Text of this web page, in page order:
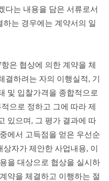
다는 내용을 담은 서류로서
는 경우에는 계약서의 일
은 협상에 의한 계약을 체
결하려는 자의 이행실적, 기
및 입찰가격을 종합적으로
으로 정하고 그에 따라 제
있으며, 그 평가 결과에 따
에서 고득점을 얻은 우선순
자가 제안한 사업내용, 이
을 대상으로 협상을 실시하
약을 체결하고 이행하는 절